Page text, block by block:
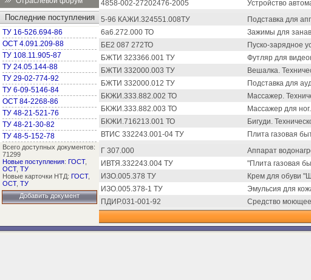
Последние поступления
ТУ 16-526.694-86
ОСТ 4.091.209-88
ТУ 108.11.905-87
ТУ 24.05.144-88
ТУ 29-02-774-92
ТУ 6-09-5146-84
ОСТ 84-2268-86
ТУ 48-21-521-76
ТУ 48-21-30-82
ТУ 48-5-152-78
Всего доступных документов:
71299
Новые поступления: ГОСТ,
ОСТ, ТУ
Новые карточки НТД: ГОСТ,
ОСТ, ТУ
Добавить документ
4858-002-27202476-2005
Устройство
5-96 КАЖИ.324551.008ТУ
Подставка для
6а6.272.000 ТО
Зажимы для
БЕ2 087 272ТО
Пуско-зарядное
БЖТИ 323366.001 ТУ
Футляр для
БЖТИ 332000.003 ТУ
Вешалка.
БЖТИ 332000.012 ТУ
Подставка для
БКЖИ.333.882.002 ТО
Массажер.
БКЖИ.333.882.003 ТО
Массажер для
БКЖИ.716213.001 ТО
Бигуди.
ВТИС 332243.001-04 ТУ
Плита газовая
Г 307.000
Аппарат
ИВТЯ.332243.004 ТУ
"Плита газовая
ИЗО.005.378 ТУ
Крем для обуви
ИЗО.005.378-1 ТУ
Эмульсия для
ПДИР.031-001-92
Средство